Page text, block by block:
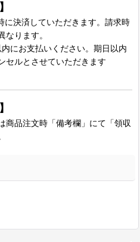
決済していただきます。請求時
ります。
にお支払いください。期日以内
セルとさせていただきます
商品注文時「備考欄」にて「領収